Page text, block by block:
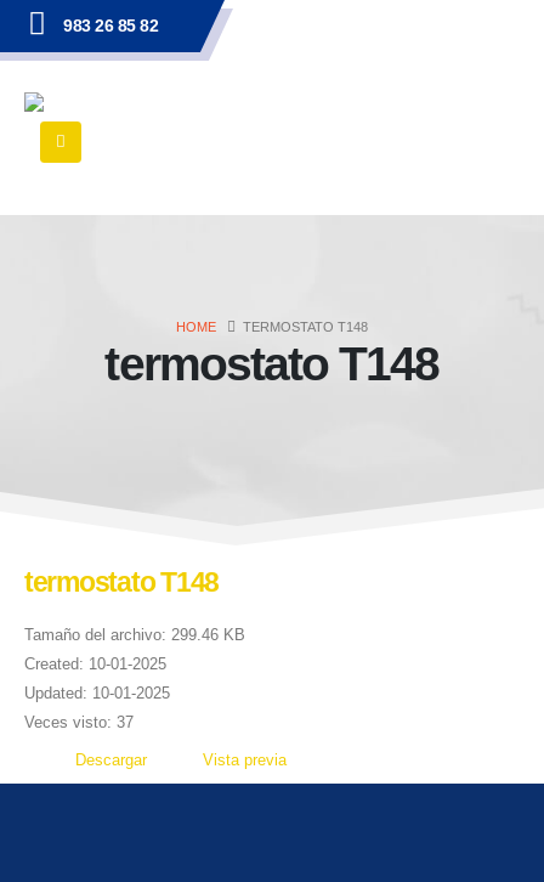
983 26 85 82
HOME TERMOSTATO T148
termostato T148
termostato T148
Tamaño del archivo: 299.46 KB
Created: 10-01-2025
Updated: 10-01-2025
Veces visto: 37
Descargar Vista previa